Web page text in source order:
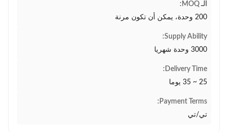
الـ MOQ:
200 وحدة، يمكن أن تكون مرنة
Supply Ability:
3000 وحدة شهريا
Delivery Time:
25 ~ 35 يوما
Payment Terms:
تي/تي